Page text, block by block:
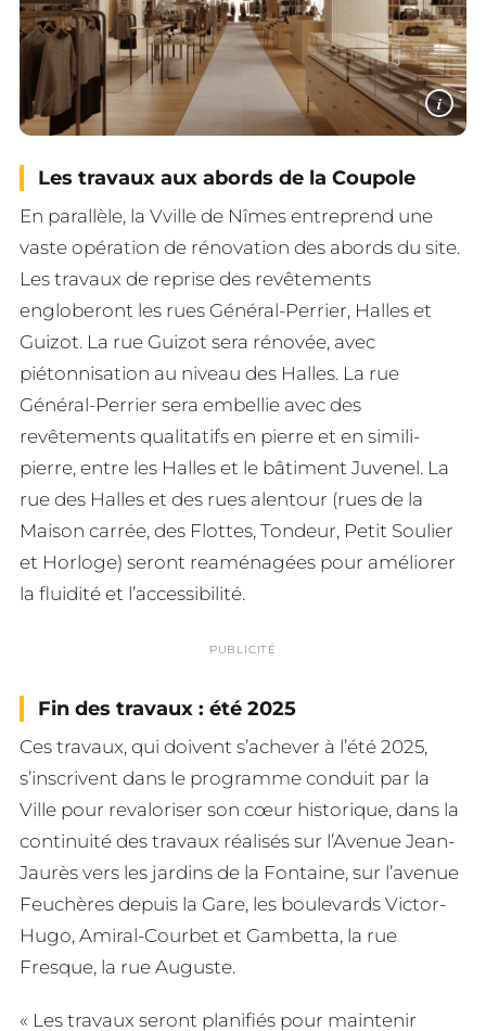
i
Les travaux aux abords de la Coupole
En parallèle, la Vville de Nîmes entreprend une
vaste opération de rénovation des abords du site.
Les travaux de reprise des revêtements
engloberont les rues Général-Perrier, Halles et
Guizot. La rue Guizot sera rénovée, avec
piétonnisation au niveau des Halles. La rue
Général-Perrier sera embellie avec des
revêtements qualitatifs en pierre et en simili-
pierre, entre les Halles et le bâtiment Juvenel. La
rue des Halles et des rues alentour (rues de la
Maison carrée, des Flottes, Tondeur, Petit Soulier
et Horloge) seront reaménagées pour améliorer
la fluidité et l’accessibilité.
PUBLICITÉ
Fin des travaux : été 2025
Ces travaux, qui doivent s’achever à l’été 2025,
s’inscrivent dans le programme conduit par la
Ville pour revaloriser son cœur historique, dans la
continuité des travaux réalisés sur l’Avenue Jean-
Jaurès vers les jardins de la Fontaine, sur l’avenue
Feuchères depuis la Gare, les boulevards Victor-
Hugo, Amiral-Courbet et Gambetta, la rue
Fresque, la rue Auguste.
« Les travaux seront planifiés pour maintenir